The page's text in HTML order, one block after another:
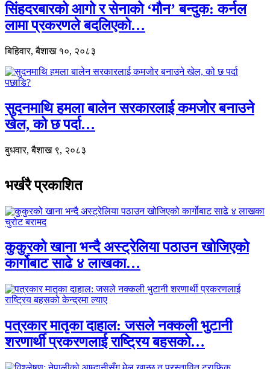
सिंहदरबारको आगो र सेनाको ‘मौन’ बन्दुक: कर्नल
लामा प्रकरणले बदलिएको…
बिहिवार, बैशाख १०, २०८३
सुदनमाथि हमला बालेन सरकारलाई कमजोर बनाउने
खेल, को छ पर्दा…
बुधवार, बैशाख ९, २०८३
भर्खरै प्रकाशित
कुकुरको खाना भन्दै अस्ट्रेलिया पठाउन खोजिएको
कार्गोबाट साढे ४ लाखका…
पत्रकार मातृका दाहाल: जसले नक्कली भुटानी
शरणार्थी प्रकरणलाई राष्ट्रिय बहसको…